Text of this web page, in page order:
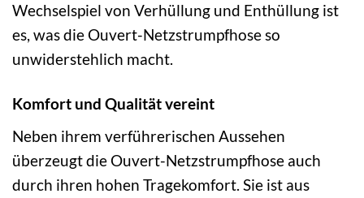
Wechselspiel von Verhüllung und Enthüllung ist
es, was die Ouvert-Netzstrumpfhose so
unwiderstehlich macht.
Komfort und Qualität vereint
Neben ihrem verführerischen Aussehen
überzeugt die Ouvert-Netzstrumpfhose auch
durch ihren hohen Tragekomfort. Sie ist aus